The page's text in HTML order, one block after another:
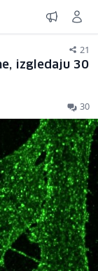
21
izgledaju 30
30